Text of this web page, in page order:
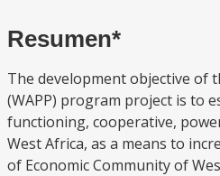
Resumen*
The development objective of
(WAPP) program project is to
functioning, cooperative,
West Africa, as a means to
of Economic Community of